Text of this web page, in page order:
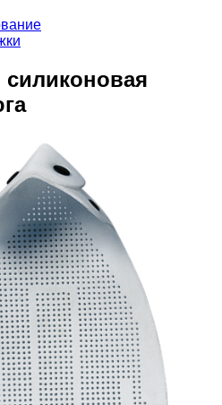
силиконовая